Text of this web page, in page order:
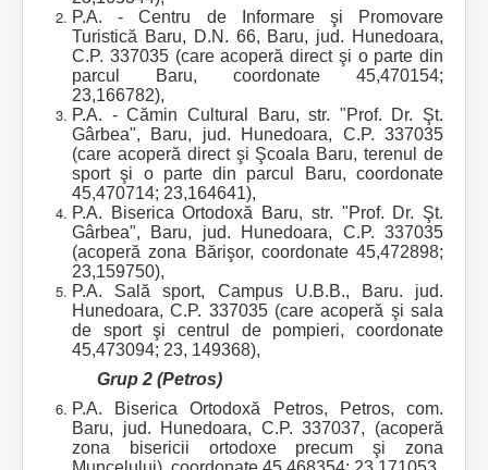
P.A. - Centru de Informare şi Promovare
Turistică Baru, D.N. 66, Baru, jud. Hunedoara,
C.P. 337035 (care acoperă direct şi o parte din
parcul Baru, coordonate 45,470154;
23,166782),
P.A. - Cămin Cultural Baru, str. "Prof. Dr. Şt.
Gârbea", Baru, jud. Hunedoara, C.P. 337035
(care acoperă direct şi Şcoala Baru, terenul de
sport şi o parte din parcul Baru, coordonate
45,470714; 23,164641),
P.A. Biserica Ortodoxă Baru, str. "Prof. Dr. Şt.
Gârbea", Baru, jud. Hunedoara, C.P. 337035
(acoperă zona Bărişor, coordonate 45,472898;
23,159750),
P.A. Sală sport, Campus U.B.B., Baru. jud.
Hunedoara, C.P. 337035 (care acoperă şi sala
de sport şi centrul de pompieri, coordonate
45,473094; 23, 149368),
Grup 2 (Petros)
P.A. Biserica Ortodoxă Petros, Petros, com.
Baru, jud. Hunedoara, C.P. 337037, (acoperă
zona bisericii ortodoxe precum şi zona